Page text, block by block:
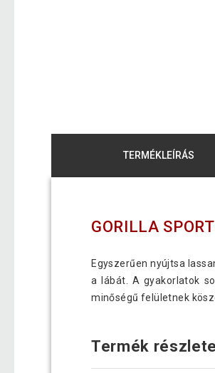
TERMÉKLEÍRÁS
GORILLA
Egyszerűen nyújtsa
a lábát. A gyakorlatok
minőségű felületnek
Termék